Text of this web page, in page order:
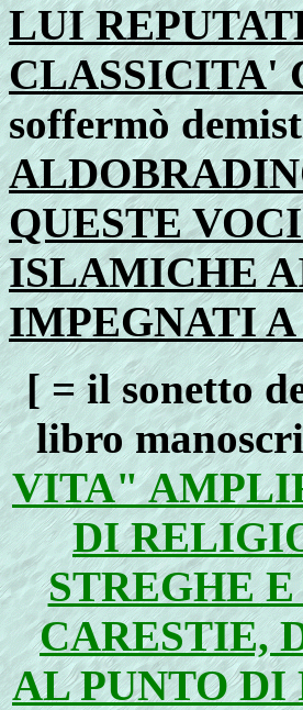
LUI
CLASSICITA'
soffermò
QUESTE
ISLAMICHE
IMPEGNATI
[ = il sonetto
libro
VITA"
DI
STREGHE
CARESTIE,
AL PUNTO DI